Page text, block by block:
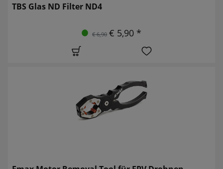
TBS Glas ND Filter ND4
€ 6,90 € 5,90 *